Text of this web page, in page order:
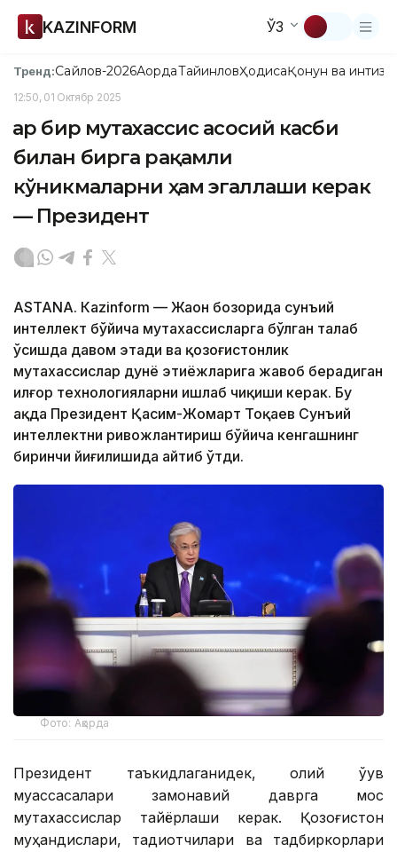
KAZINFORM ЎЗ
Тренд:Сайлов-2026АқордаТайинловҲодисаҚонун ва
12:50, 01 Октябр 2025
Ҳар бир мутахассис асосий касби
билан бирга рақамли
кўникмаларни ҳам эгаллаши керак
— Президент
ASTANА. Кazinform — Жаҳон бозорида сунъий
интеллект бўйича мутахассисларга бўлган талаб
ўсишда давом этади ва қозоғистонлик
мутахассислар дунё эҳтиёжларига жавоб берадиган
илғор технологияларни ишлаб чиқиши керак. Бу
ҳақда Президент Қасим-Жомарт Тоқаев Сунъий
интеллектни ривожлантириш бўйича кенгашнинг
биринчи йиғилишида айтиб ўтди.
Фото: Ақорда
Президент таъкидлаганидек, олий ўқув
муассасалари замонавий даврга мос
мутахассислар тайёрлаши керак. Қозоғистон
муҳандислари, тадқиқотчилари ва тадбиркорлари